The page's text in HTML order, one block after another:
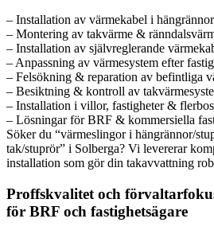
– Installation av värmekabel i
– Montering av takvärme &
– Installation av självreglerande
– Anpassning av värmesystem efter
– Felsökning & reparation av befintliga
– Besiktning & kontroll av
– Installation i villor, fastigheter &
– Lösningar för BRF & kommersiella
Söker du “värmeslingor i hängrännor/
tak/stuprör” i Solberga? Vi levererar
installation som gör din takavvattning
Proffskvalitet och
för BRF och fastighetsägare